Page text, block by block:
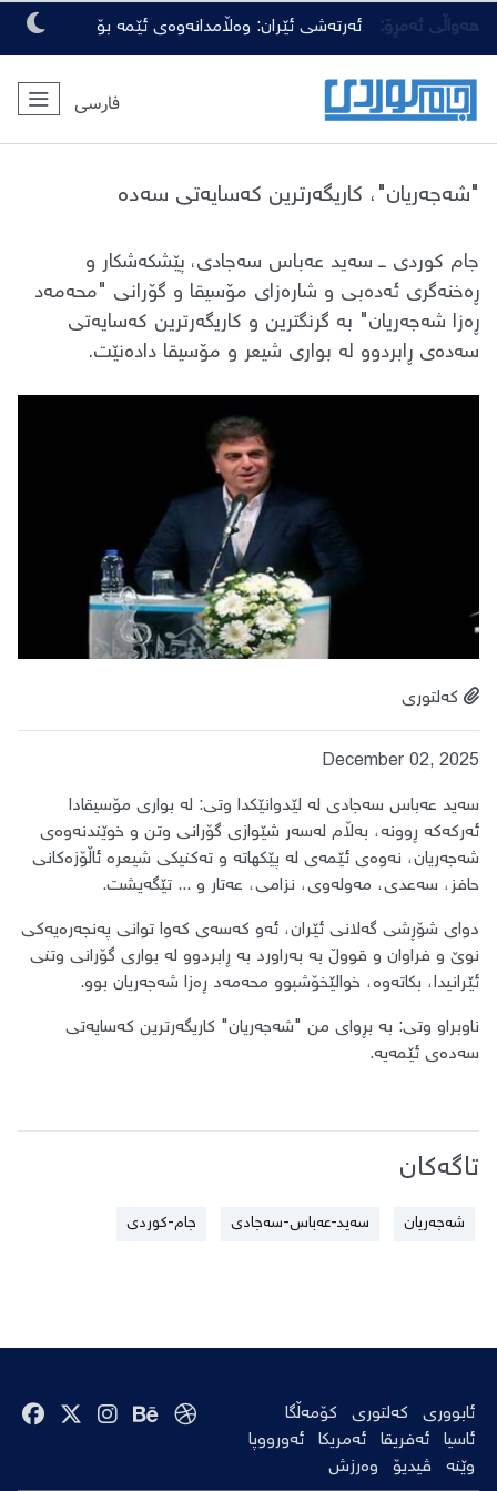
هەواڵی ئەمڕۆ: ئەرتەشی ئێران: وەڵامدانەوەی ئێمە بۆ
هەرچەشنە دەستدرێژیەکی دوژمنان، توندتر
و کەمەرشکێنتر دەبێت
فارسی
"شەجەریان"، کاریگەرترین کەسایەتی سەدە
جام کوردی ــ سەید عەباس سەجادی، پێشکەشکار و
ڕەخنەگری ئەدەبی و شارەزای مۆسیقا و گۆرانی "محەمەد
ڕەزا شەجەریان" بە گرنگترین و کاریگەرترین کەسایەتی
سەدەی ڕابردوو لە بواری شیعر و مۆسیقا دادەنێت.
کەلتوری
December 02, 2025
سەید عەباس سەجادی لە لێدوانێکدا وتی: لە بواری مۆسیقادا
ئەرکەکە ڕوونە، بەڵام لەسەر شێوازی گۆرانی وتن و خوێندنەوەی
شەجەریان، نەوەی ئێمەی لە پێکهاتە و تەکنیکی شیعرە ئاڵۆزەکانی
حافز، سەعدی، مەولەوی، نزامی، عەتار و ... تێگەیشت.
دوای شۆڕشی گەلانی ئێران، ئەو کەسەی کەوا توانی پەنجەرەیەکی
نوێ و فراوان و قووڵ بە بەراورد بە ڕابردوو لە بواری گۆرانی وتنی
ئێرانیدا، بکاتەوە، خوالێخۆشبوو محەمەد ڕەزا شەجەریان بوو.
ناوبراو وتی: بە بڕوای من "شەجەریان" کاریگەرترین کەسایەتی
سەدەی ئێمەیە.
تاگەکان
شەجەریان سەید-عەباس-سەجادی جام-كوردی
ئابووری کەلتوری
کۆمەڵگا
ئاسیا ئەفریقا ئەمریکا ئەورووپا
وێنە
ڤیدیۆ وەرزش